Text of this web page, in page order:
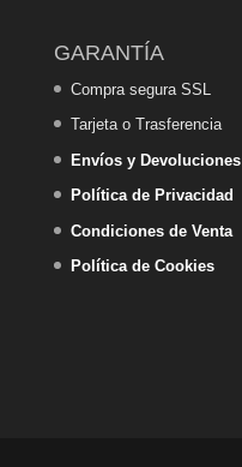
GARANTÍA
Compra segura SSL
Tarjeta o Trasferencia
Envíos y Devoluciones
Política de Privacidad
Condiciones de Venta
Política de Cookies